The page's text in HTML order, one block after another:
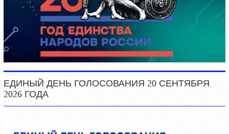
ЕДИНЫЙ ДЕНЬ ГОЛОСОВАНИЯ 20 СЕНТЯБРЯ
2026 ГОДА